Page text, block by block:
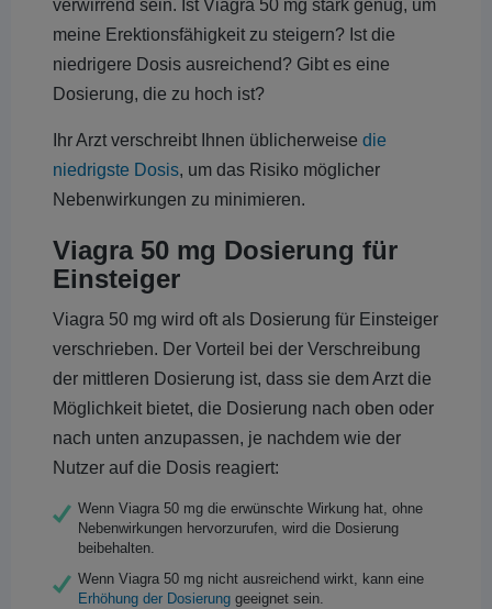
verwirrend sein. Ist Viagra 50 mg stark genug, um
meine Erektionsfähigkeit zu steigern? Ist die
niedrigere Dosis ausreichend? Gibt es eine
Dosierung, die zu hoch ist?
Ihr Arzt verschreibt Ihnen üblicherweise die
niedrigste Dosis, um das Risiko möglicher
Nebenwirkungen zu minimieren.
Viagra 50 mg Dosierung für
Einsteiger
Viagra 50 mg wird oft als Dosierung für Einsteiger
verschrieben. Der Vorteil bei der Verschreibung
der mittleren Dosierung ist, dass sie dem Arzt die
Möglichkeit bietet, die Dosierung nach oben oder
nach unten anzupassen, je nachdem wie der
Nutzer auf die Dosis reagiert:
Wenn Viagra 50 mg die erwünschte Wirkung hat, ohne
Nebenwirkungen hervorzurufen, wird die Dosierung
beibehalten.
Wenn Viagra 50 mg nicht ausreichend wirkt, kann eine
Erhöhung der Dosierung geeignet sein.